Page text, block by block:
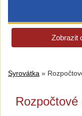
Zobrazit
Syrovátka »